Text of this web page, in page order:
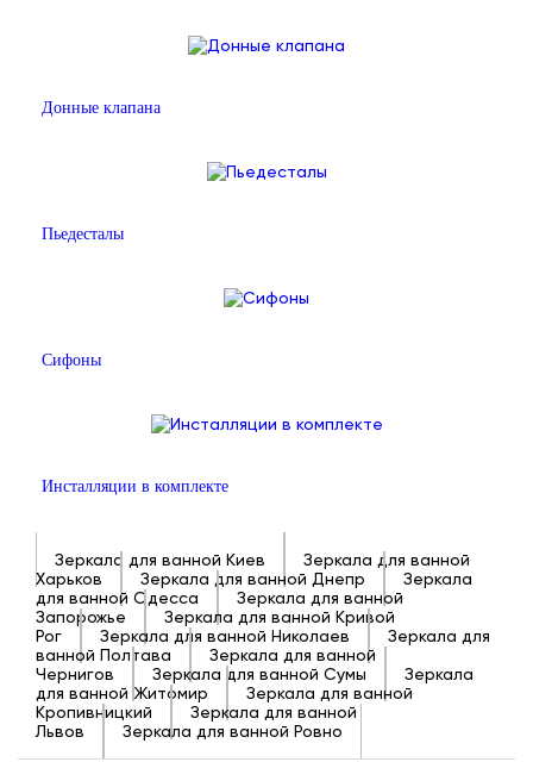
Донные клапана
Пьедесталы
Сифоны
Инсталляции в комплекте
Зеркала для ванной Киев
Зеркала для ванной
Харьков
Зеркала для ванной Днепр
Зеркала
для ванной Одесса
Зеркала для ванной
Запорожье
Зеркала для ванной Кривой
Рог
Зеркала для ванной Николаев
Зеркала для
ванной Полтава
Зеркала для ванной
Чернигов
Зеркала для ванной Сумы
Зеркала
для ванной Житомир
Зеркала для ванной
Кропивницкий
Зеркала для ванной
Львов
Зеркала для ванной Ровно